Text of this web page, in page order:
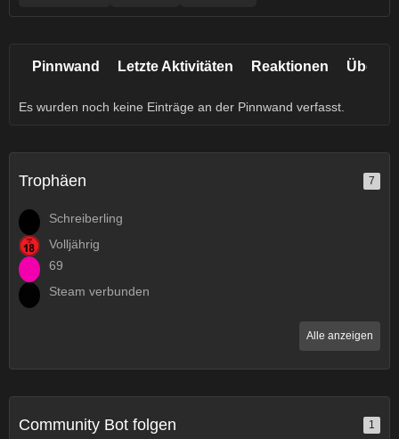
Pinnwand Letzte Aktivitäten Reaktionen Über
Es wurden noch keine Einträge an der Pinnwand verfasst.
Trophäen 7
Schreiberling
Volljährig
69
Steam verbunden
Alle anzeigen
Community Bot folgen 1